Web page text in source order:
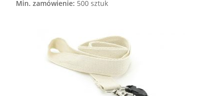
Min. zamówienie: 500 sztuk